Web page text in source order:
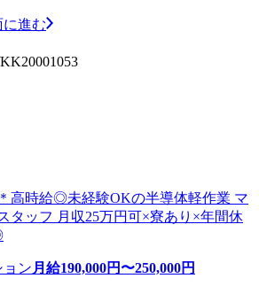
に進む
＊高時給◎未経験OKの半導体軽作業 マ
タッフ 月収25万円可×寮あり×年間休
ョン 月給190,000円〜250,000円